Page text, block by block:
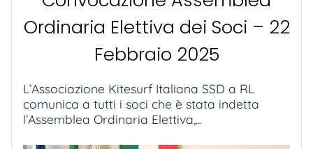
Ordinaria Elettiva dei Soci – 22
Febbraio 2025
L’Associazione Kitesurf Italiana SSD a RL
comunica a tutti i soci che è stata indetta
l’Assemblea Ordinaria Elettiva,...